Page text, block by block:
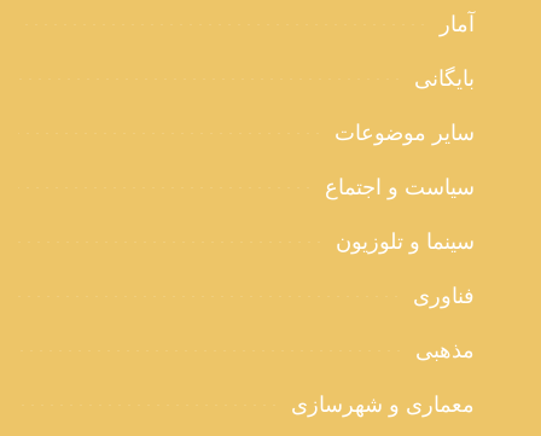
آمار
بایگانی
سایر موضوعات
سیاست و اجتماع
سینما و تلوزیون
فناوری
مذهبی
معماری و شهرسازی